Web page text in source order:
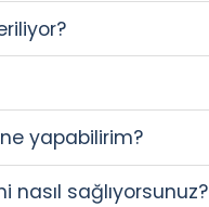
yapabilirim?
nasıl sağlıyorsunuz?